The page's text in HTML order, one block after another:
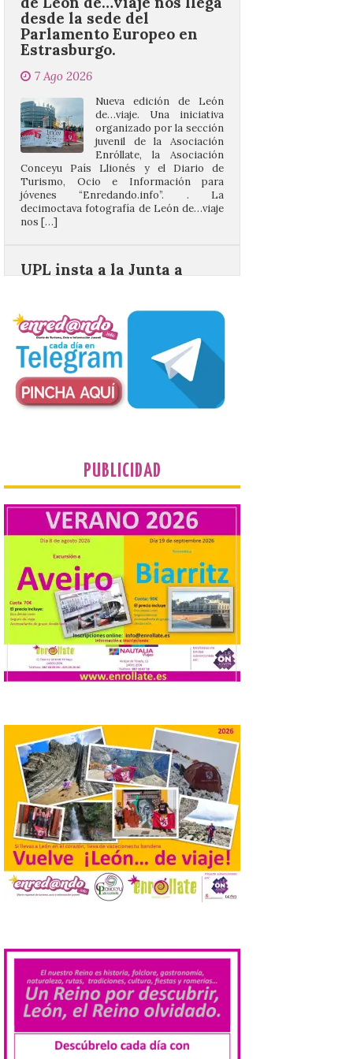
Estrasburgo.
7 Ago 2026
Nueva edición de León
juvenil de la Asociación
Enróllate, la Asociación
Conceyu País Llionés y el Diario de
Turismo, Ocio e Información para
jóvenes “Enredando.info”. . La
decimoctava fotografía de León de…viaje
nos […]
UPL insta a la Junta a
BIC en estado de ruina
Un Bien de Interés
Cultural abandonado
desde 1949. Los
procuradores leonesistas
plantean que la Junta
contacte cuanto antes con los
propietarios para exigirles medidas
La Universidad de León
distribuye folletos con la
programación del evento
del eclipse solar que
organiza con la ESA y el
Ayuntamiento
7 Ago 2026
Los materiales ya pueden
recogerse gratuitamente
en la Oficina de
Información Turística de
León e incluyen, además
observar el eclipse con seguridad León, 7
de agosto de 2026. La programación […]
Laciana comienza su
programación para
disfrutar el eclipse total
del 12 de agosto
7 Ago 2026
Durante los días 1 y 2 de
agosto, tanto el público
en el polideportivo municipal, con pases
de mañana dedicados preferentemente al
público infantil y, el resto del […]
Más de 200.000 jóvenes
nacidos en 2008 ya han
PUBLICIDAD